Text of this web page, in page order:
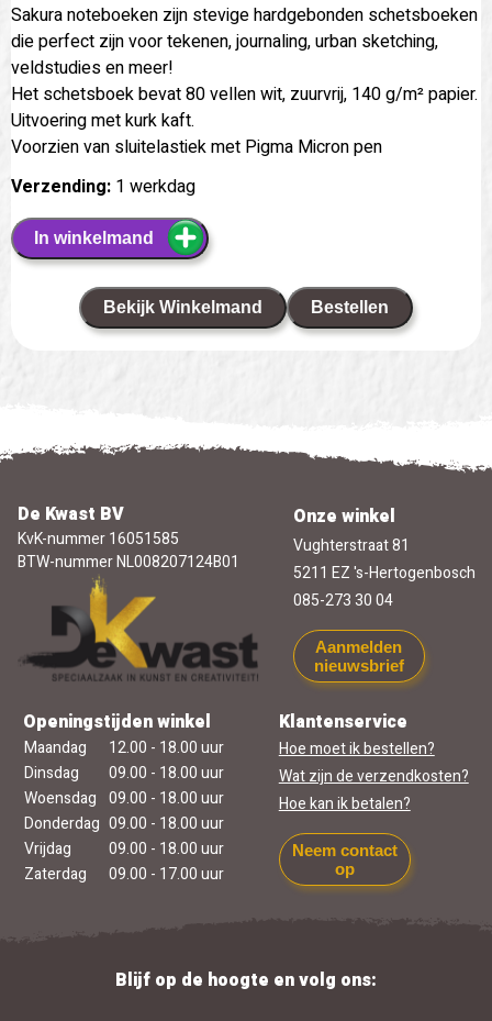
Sakura noteboeken zijn stevige hardgebonden schetsboeken
die perfect zijn voor tekenen, journaling, urban sketching,
veldstudies en meer!
Het schetsboek bevat 80 vellen wit, zuurvrij, 140 g/m² papier.
Uitvoering met kurk kaft.
Voorzien van sluitelastiek met Pigma Micron pen
Verzending: 1 werkdag
In winkelmand
Bekijk Winkelmand Bestellen
De Kwast BV
KvK-nummer 16051585
BTW-nummer NL008207124B01
Onze winkel
Vughterstraat 81
5211 EZ 's-Hertogenbosch
085-273 30 04
Aanmelden
nieuwsbrief
Openingstijden winkel
Maandag
12.00 - 18.00 uur
Dinsdag
09.00 - 18.00 uur
Woensdag 09.00 - 18.00 uur
Donderdag 09.00 - 18.00 uur
Vrijdag
09.00 - 18.00 uur
Zaterdag
09.00 - 17.00 uur
Klantenservice
Hoe moet ik bestellen?
Wat zijn de verzendkosten?
Hoe kan ik betalen?
Neem contact
op
Blijf op de hoogte en volg ons: